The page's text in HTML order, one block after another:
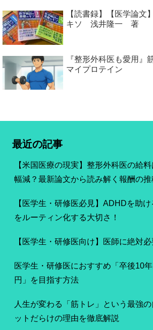
【読書録】【医学論文
キソ 浅井隆一 著
『整形外科医も愛用』
マイプロテイン
最近の記事
【米国医療の現実】整形外科医の給
幅減？最新論文から読み解く報酬の推
【医学生・研修医必見】ADHDを助
をルーティン化する大切さ！
【医学生・研修医向け】医師に絶対
医学生・研修医におすすめ「卒後10
円」を目指す方法
人生が変わる「筋トレ」という最強
ットだらけの理由を徹底解説